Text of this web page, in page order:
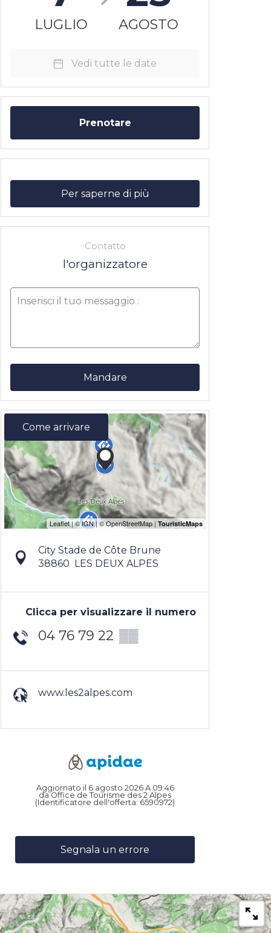
LUGLIO AGOSTO
Vedi tutte le date
Prenotare
Per saperne di più
Contatto
l'organizzatore
Mandare
Come arrivare
City Stade de Côte Brune
38860 LES DEUX ALPES
Clicca per visualizzare il numero
04 76 79 22 ▒▒
www.les2alpes.com
Aggiornato il 6 agosto 2026 A 09:46
da Office de Tourisme des 2 Alpes
(Identificatore dell'offerta: 6590972)
Segnala un errore